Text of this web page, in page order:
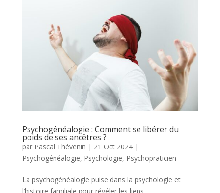
Psychogénéalogie : Comment se libérer du
poids de ses ancêtres ?
par Pascal Thévenin | 21 Oct 2024|
Psychogénéalogie, Psychologie, Psychopraticien
La psychogénéalogie puise dans la psychologie et
l’histoire familiale pour révéler les liens